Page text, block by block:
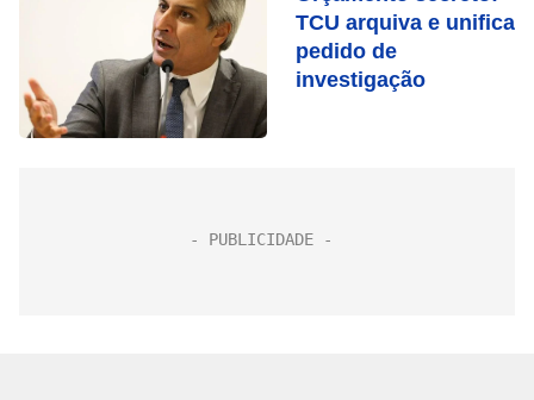
TCU arquiva e unifica
pedido de
investigação